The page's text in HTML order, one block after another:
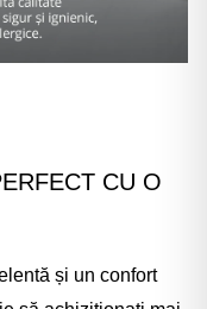
CU O
și un confort